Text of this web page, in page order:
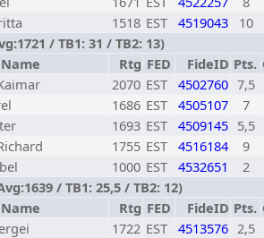
1518 EST 4519043
10
/ TB1: 31 / TB2: 13)
Name Rtg FED FideID Pts.
2070 EST 4502760 7,5
1686 EST 4505107
7
1693 EST 4509145 5,5
1755 EST 4516184
9
1000 EST 4532651
2
/ TB1: 25,5 / TB2: 12)
Name Rtg FED FideID Pts.
1722 EST 4513576 2,5